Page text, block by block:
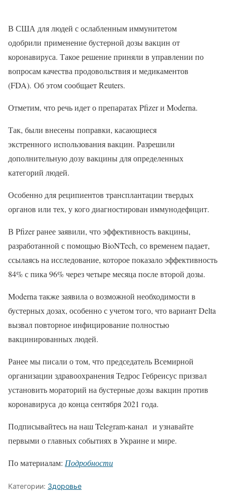
В США для людей с ослабленным иммунитетом
одобрили применение бустерной дозы вакцин от
коронавируса. Такое решение приняли в управлении по
вопросам качества продовольствия и медикаментов
(FDA). Об этом сообщает Reuters.
Отметим, что речь идет о препаратах Pfizer и Moderna.
Так, были внесены поправки, касающиеся
экстренного использования вакцин. Разрешили
дополнительную дозу вакцины для определенных
категорий людей.
Особенно для реципиентов трансплантации твердых
органов или тех, у кого диагностирован иммунодефицит.
В Pfizer ранее заявили, что эффективность вакцины,
разработанной с помощью BioNTech, со временем падает,
ссылаясь на исследование, которое показало эффективность
84% с пика 96% через четыре месяца после второй дозы.
Moderna также заявила о возможной необходимости в
бустерных дозах, особенно с учетом того, что вариант Delta
вызвал повторное инфицирование полностью
вакцинированных людей.
Ранее мы писали о том, что председатель Всемирной
организации здравоохранения Тедрос Гебреисус призвал
установить мораторий на бустерные дозы вакцин против
коронавируса до конца сентября 2021 года.
Подписывайтесь на наш Telegram-канал и узнавайте
первыми о главных событиях в Украине и мире.
По материалам: Подробности
Категории: Здоровье